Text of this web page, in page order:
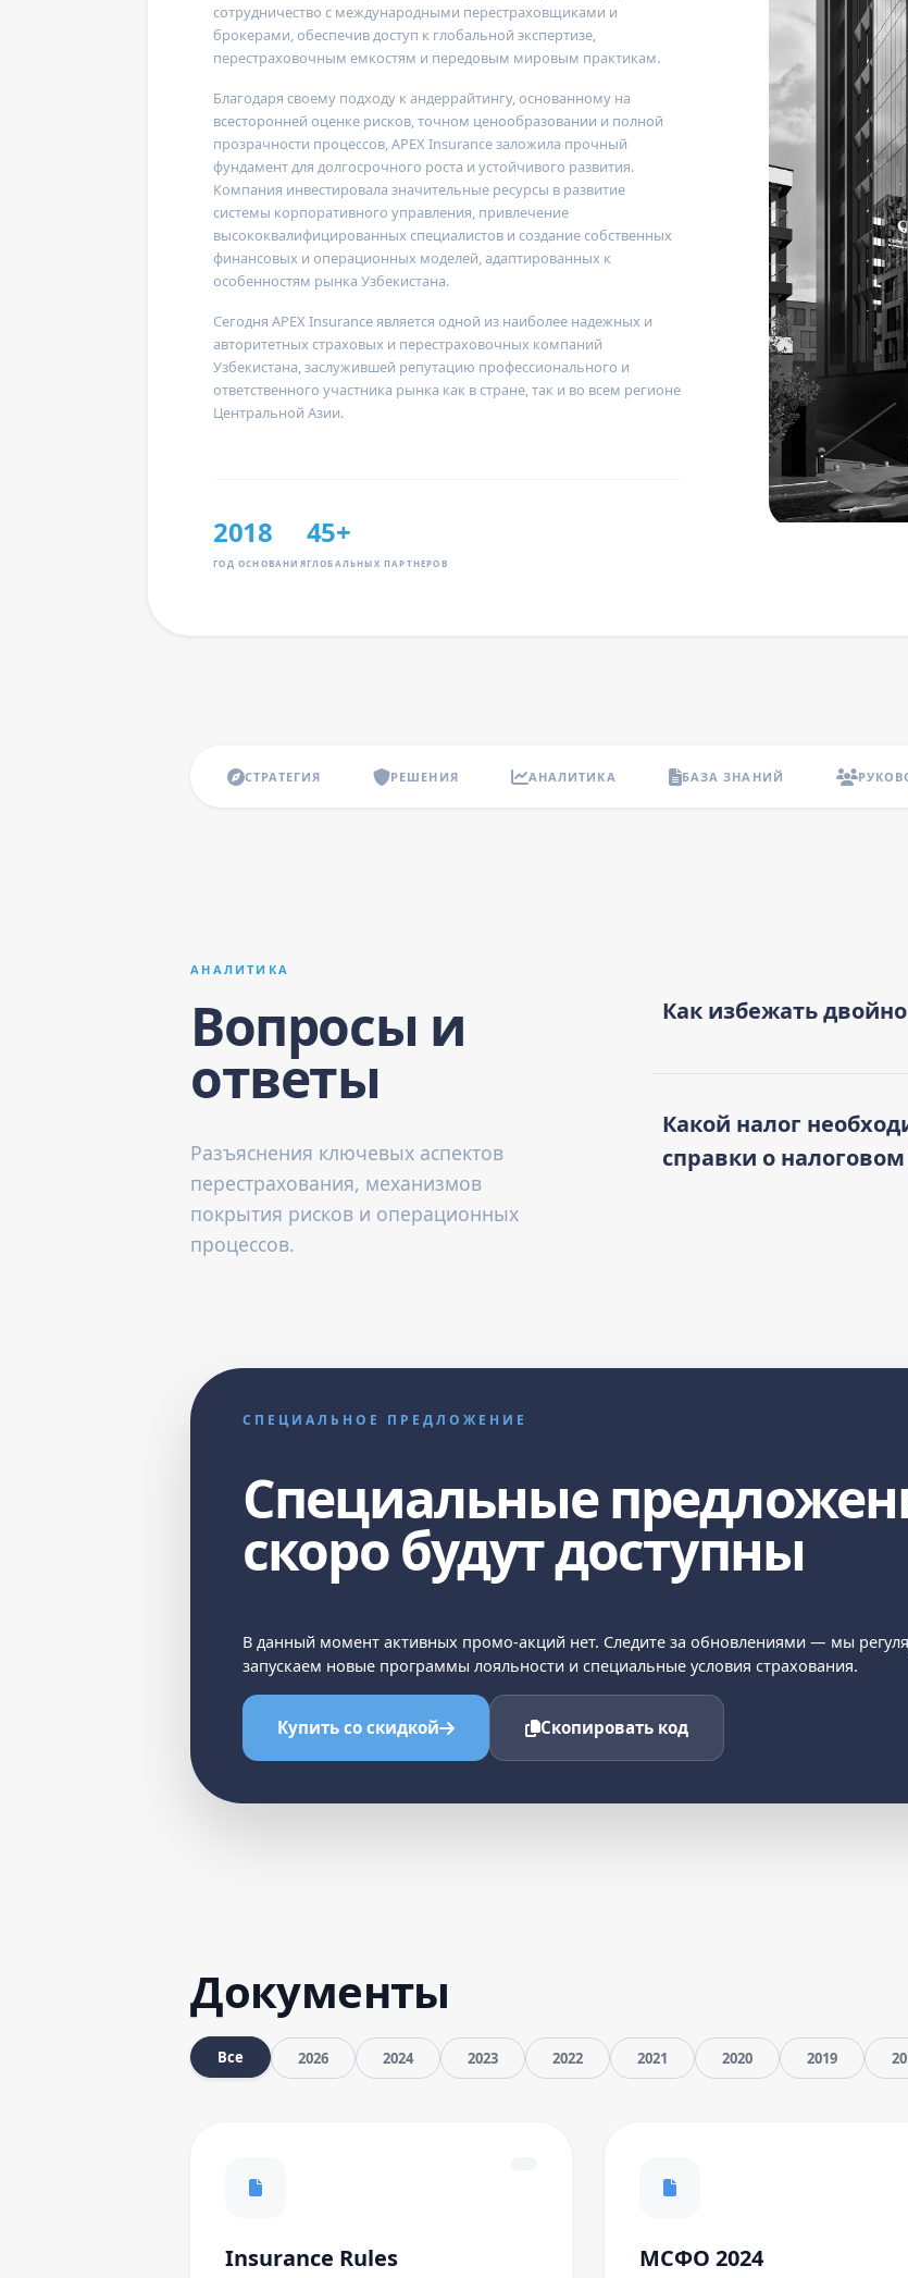
сотрудничество с международными перестраховщиками и
брокерами, обеспечив доступ к глобальной экспертизе,
перестраховочным емкостям и передовым мировым практикам.
Благодаря своему подходу к андеррайтингу, основанному на
всесторонней оценке рисков, точном ценообразовании и полной
прозрачности процессов,APEX Insuranceзаложила прочный
фундамент для долгосрочного роста и устойчивого развития.
Компания инвестировала значительные ресурсы в развитие
системы корпоративного управления, привлечение
высококвалифицированных специалистов и создание собственных
финансовых и операционных моделей, адаптированных к
особенностям рынка Узбекистана.
СегодняAPEX Insuranceявляется одной из наиболее надежных и
авторитетных страховых и перестраховочных компаний
Узбекистана, заслужившей репутацию профессионального и
ответственного участника рынка как в стране, так и во всем регионе
Центральной Азии.
2018
ГОД ОСНОВАНИЯ
45+
ГЛОБАЛЬНЫХ ПАРТНЕРОВ
СТРАТЕГИЯ РЕШЕНИЯ АНАЛИТИКА БАЗА ЗНАНИЙ
АНАЛИТИКА
Вопросы и
ответы
Разъяснения ключевых аспектов
перестрахования, механизмов
покрытия рисков и операционных
процессов.
Как избежать
Какой налог
справки о
СПЕЦИАЛЬНОЕ ПРЕДЛОЖЕНИЕ
Специальные
скоро будут доступны
В данный момент активных промо-акций нет. Следите за обновлениями — мы
запускаем новые программы лояльности и специальные условия страхования.
Купить со скидкой Скопировать код
Документы
Все 2026 2024 2023 2022 2021 2020 2019
Insurance Rules МСФО 2024